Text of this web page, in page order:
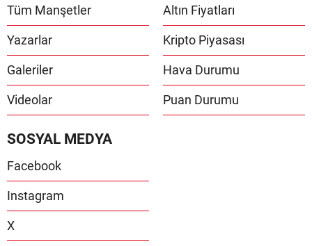
Tüm Manşetler
Yazarlar
Galeriler
Videolar
Altın Fiyatları
Kripto Piyasası
Hava Durumu
Puan Durumu
SOSYAL MEDYA
Facebook
Instagram
X